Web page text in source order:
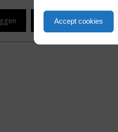
Accept cookies
Een dag gratis toegang